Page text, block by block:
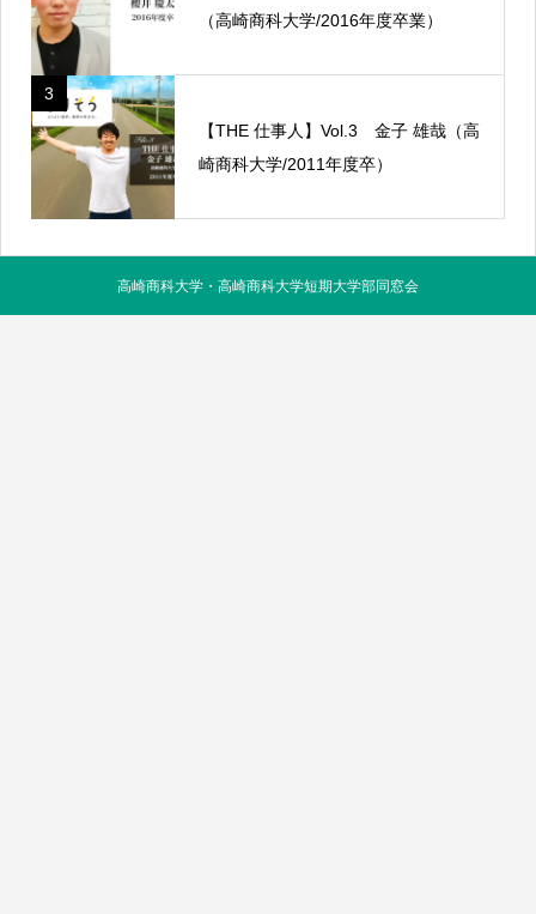
（高崎商科大学/2016年度卒業）
3
【THE 仕事人】Vol.3 金子 雄哉（高
崎商科大学/2011年度卒）
高崎商科大学・高崎商科大学短期大学部同窓会